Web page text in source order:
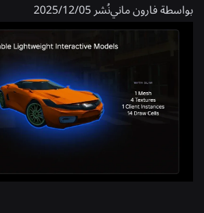
بواسطةفارون مانينُشر05‏/12‏/2025